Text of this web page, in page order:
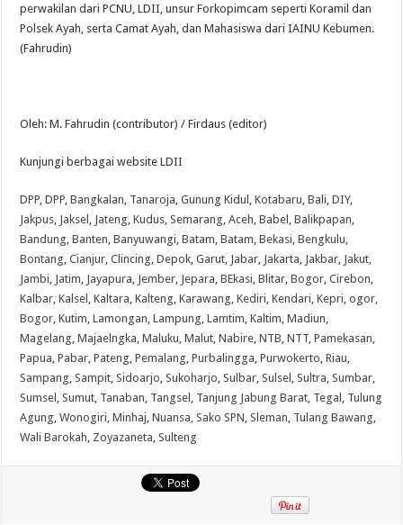
perwakilan dari PCNU, LDII, unsur Forkopimcam seperti Koramil dan
Polsek Ayah, serta Camat Ayah, dan Mahasiswa dari IAINU Kebumen.
(Fahrudin)
Oleh: M. Fahrudin (contributor) / Firdaus (editor)
Kunjungi berbagai website LDII
DPP ,DPP ,Bangkalan Tanaroja ,Gunung Kidul ,Kotabaru ,Bali ,DIY,
Jakpus Jaksel Jateng ,Kudus ,Semarang ,Aceh ,Babel ,Balikpapan
Bandung ,Banten ,Banyuwangi ,Batam ,Batam ,Bekasi ,Bengkulu
Bontang ,Cianjur ,Clincing ,Depok ,Garut Jabar Jakarta Jakbar Jakut
Jambi Jatim Jayapura Jember Jepara ,BEkasi ,Blitar ,Bogor ,Cirebon
Kalbar ,Kalsel ,Kaltara ,Kalteng ,Karawang ,Kediri ,Kendari ,Kepri ,ogor
Bogor ,Kutim ,Lamongan ,Lampung ,Lamtim ,Kaltim ,Madiun
Magelang ,Majaelngka ,Maluku ,Malut ,Nabire ,NTB ,NTT ,Pamekasan
Papua ,Pabar ,Pateng ,Pemalang ,Purbalingga ,Purwokerto ,Riau
Sampang ,Sampit ,Sidoarjo ,Sukoharjo ,Sulbar ,Sulsel ,Sultra ,Sumbar
Sumsel ,Sumut Tanaban Tangsel Tanjung Jabung Barat Tegal
Tulung
Agung ,Wonogiri ,Minhaj ,Nuansa ,Sako SPN ,Sleman Tulang Bawang
Wali Barokah Zoyazaneta ,Sulteng